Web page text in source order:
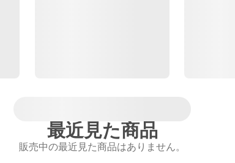
最近見た商品
販売中の最近見た商品はありません。